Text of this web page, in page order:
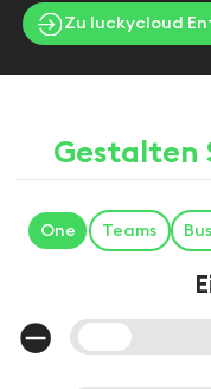
Zu luckycloud
Gestalten
One Teams